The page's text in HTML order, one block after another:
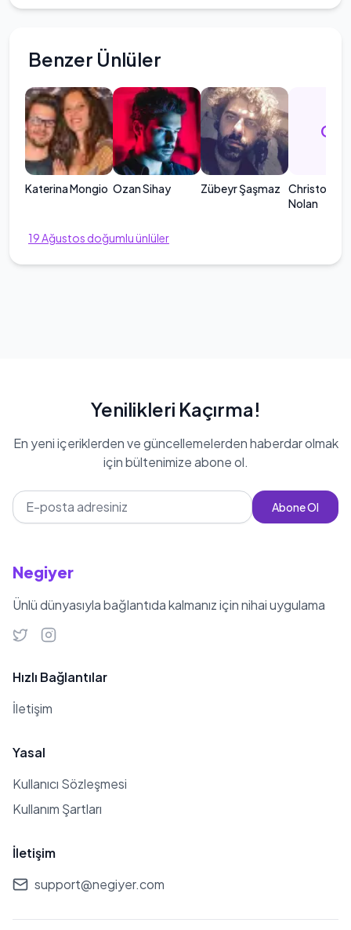
Benzer Ünlüler
Katerina Mongio Ozan Sihay Zübeyr Şaşmaz
CN
Christopher
Nolan
19Ağustos doğumlu ünlüler
Yenilikleri Kaçırma!
En yeni içeriklerden ve güncellemelerden haberdar olmak
için bültenimize abone ol.
Abone Ol
Negiyer
Ünlü dünyasıyla bağlantıda kalmanız için nihai uygulama
Hızlı Bağlantılar
İletişim
Yasal
Kullanıcı Sözleşmesi
Kullanım Şartları
İletişim
support@negiyer.com